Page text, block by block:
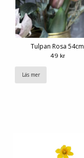
Tulpan Rosa 54cm
49 kr
Läs mer